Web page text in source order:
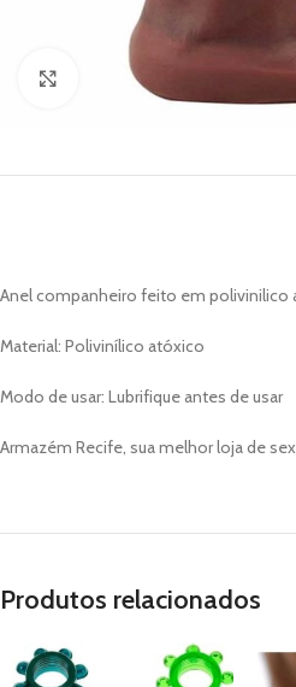
Clique para ampliar
Anel companheiro feito em polivinilico
Material: Polivinílico atóxico
Modo de usar: Lubrifique antes de usar
Armazém Recife, sua melhor loja de
Produtos relacionados